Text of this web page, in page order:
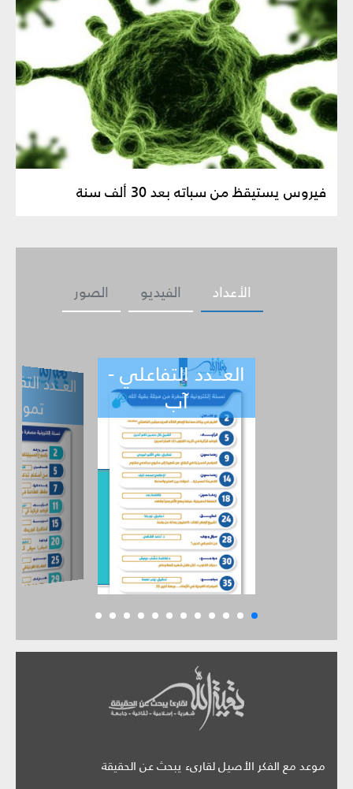
فيروس يستيقظ من سباته بعد 30 ألف سنة
الصور الفيديو الأعداد
العـــدد التفاعلي -
تموز
العـــدد
ي
حزيران
موعد مع الفكر الأصيل لقارىء يبحث عن الحقيقة